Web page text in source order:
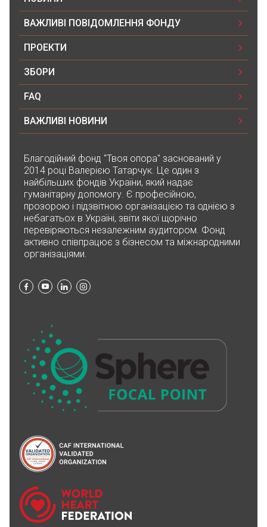
ВАЖЛИВІ ПОВІДОМЛЕННЯ ФОНДУ
ПРОЕКТИ
ЗБОРИ
FAQ
ВАЖЛИВІ НОВИНИ
Благодійний фонд "Твоя опора" заснований у
2014 році Валерією Татарчук. Це один з
найбільших фондів України, який надає
гуманітарну допомогу. Є професійною,
прозорою і підзвітною організацією та однією з
небагатьох в Україні, звіти якої щорічно
перевіряються незалежним аудитором. Фонд
активно співпрацює з бізнесом та міжнародними
організаціями.